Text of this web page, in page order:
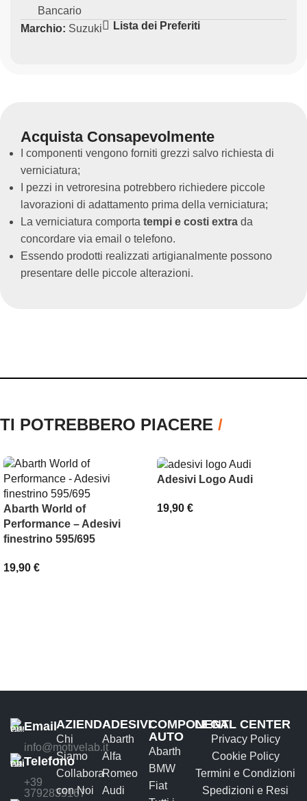
Ottima per migliorare l’estetica interna della vettura.
Bancario
Marchio: Suzuki Lista dei Preferiti
Acquista Consapevolmente
I componenti vengono forniti grezzi salvo richiesta di
verniciatura;
I pezzi in vetroresina potrebbero richiedere piccole
lavorazioni di adattamento prima della verniciatura;
La verniciatura comporta tempi e costi extra da
concordare via email o telefono.
Essendo prodotti realizzati artigianalmente possono
presentare delle piccole alterazioni.
TI POTREBBERO PIACERE /
Abarth World of
Performance – Adesivi
finestrino 595/695
19,90 €
Adesivi Logo Audi
19,90 €
Email
info@motivelab.it
Telefono
+39
3792835167
AZIENDA
Chi
Siamo
Collabora
con Noi
ADESIVI
Abarth
Alfa
Romeo
Audi
COMPONENTI
AUTO
Abarth
BMW
Fiat
LEGAL CENTER
Privacy Policy
Cookie Policy
Termini e Condizioni
Spedizioni e Resi